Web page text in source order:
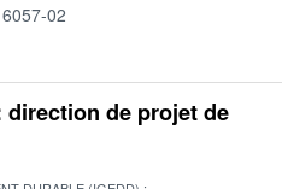
02
direction de projet de